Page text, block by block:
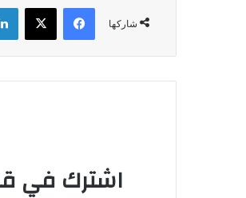
شاركها
فيسبوك
اشترك في